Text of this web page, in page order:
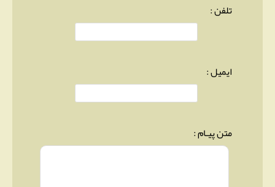
تلفن :
ایمیل :
متن پیـام :